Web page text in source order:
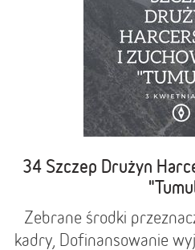
34 Szczep Drużyn
Zebrane środki
kadry, Dofinansowanie